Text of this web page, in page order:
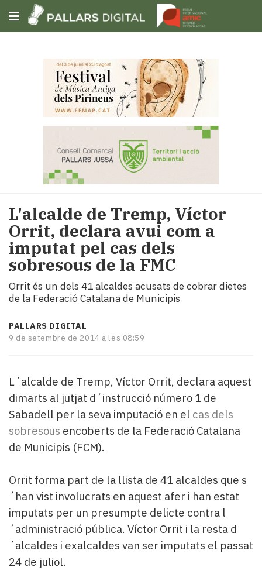
Subscriu-t'hi
Portada
Societat
Política
i
municipis
Economia
i
turisme
Cultura
Mai
tant!
mitjans
temps
Reportatges
Entrevistes
Enquestes
escena!
Dis
la
teva!
Subscriptors
La
del
L'alcalde de Tremp, Víctor
Orrit, declara avui com a
imputat pel cas dels
sobresous de la FMC
Orrit és un dels 41 alcaldes acusats de cobrar dietes
de la Federació Catalana de Municipis
PALLARS DIGITAL
9 de setembre de 2014 a les 08:59
L´alcalde de Tremp, Víctor Orrit, declara aquest
dimarts al jutjat d´instrucció número 1 de
Sabadell per la seva imputació en el cas dels
sobresous encoberts de la Federació Catalana
de Municipis (FCM).
Orrit forma part de la llista de 41 alcaldes que s
´han vist involucrats en aquest afer i han estat
imputats per un presumpte delicte contra l
´administració pública. Víctor Orrit i la resta d
´alcaldes i exalcaldes van ser imputats el passat
24 de juliol.